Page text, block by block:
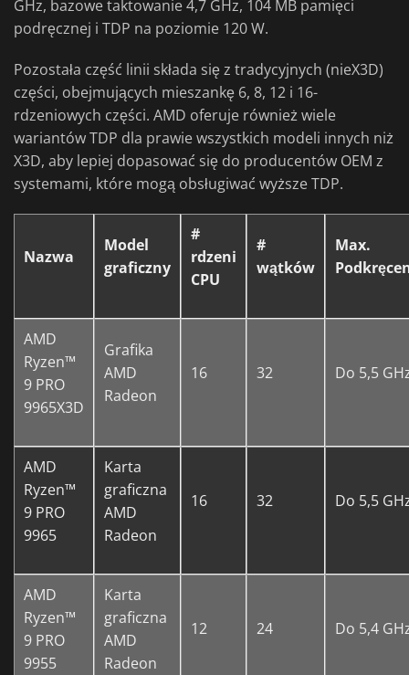
GHz, bazowe taktowanie 4,7 GHz, 104 MB pamięci
podręcznej i TDP na poziomie 120 W.
Pozostała część linii składa się z tradycyjnych (nieX3D)
części, obejmujących mieszankę 6, 8, 12 i 16-
rdzeniowych części. AMD oferuje również wiele
wariantów TDP dla prawie wszystkich modeli innych niż
X3D, aby lepiej dopasować się do producentów OEM z
systemami, które mogą obsługiwać wyższe TDP.
Nazwa
Model
graficzny
#
rdzeni
CPU
#
wątków
Max.
AMD
Ryzen™
9 PRO
9965X3D
Grafika
AMD
Radeon
16 32 Do 5,5
AMD
Ryzen™
9 PRO
9965
Karta
graficzna
AMD
Radeon
16 32 Do 5,5
AMD
Ryzen™
9 PRO
9955
Karta
graficzna
AMD
Radeon
12 24 Do 5,4